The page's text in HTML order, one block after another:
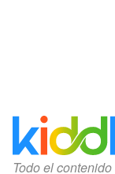
Todo el